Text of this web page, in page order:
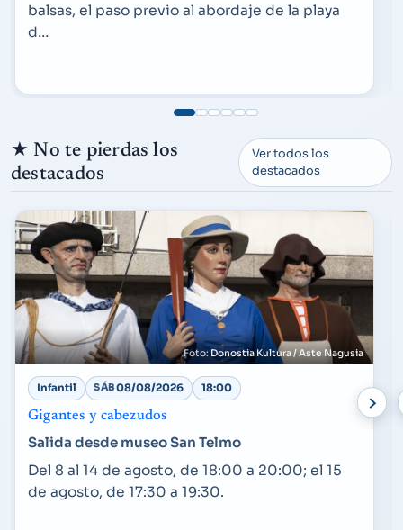
balsas, el paso previo al abordaje de la playa
d…
★ No te pierdas los
destacados
Ver todos los
destacados
Donostia Kultura / Aste Nagusia
Infantil SÁB08/08/2026 18:00
Gigantes y cabezudos
Salida desde museo San Telmo
Del 8 al 14 de agosto, de 18:00 a 20:00; el 15
de agosto, de 17:30 a 19:30.